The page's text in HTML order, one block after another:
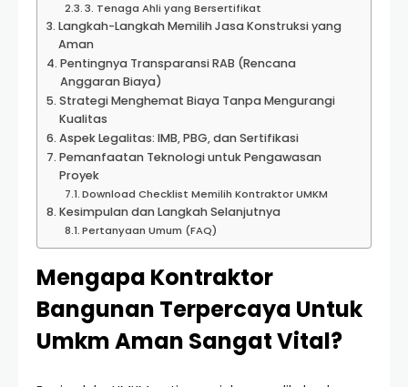
3. Tenaga Ahli yang Bersertifikat
Langkah-Langkah Memilih Jasa Konstruksi yang
Aman
Pentingnya Transparansi RAB (Rencana
Anggaran Biaya)
Strategi Menghemat Biaya Tanpa Mengurangi
Kualitas
Aspek Legalitas: IMB, PBG, dan Sertifikasi
Pemanfaatan Teknologi untuk Pengawasan
Proyek
Download Checklist Memilih Kontraktor UMKM
Kesimpulan dan Langkah Selanjutnya
Pertanyaan Umum (FAQ)
Mengapa Kontraktor
Bangunan Terpercaya Untuk
Umkm Aman Sangat Vital?